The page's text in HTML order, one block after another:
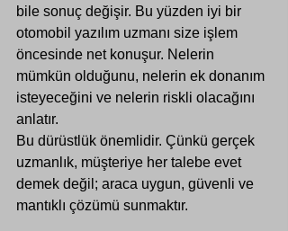
bile sonuç değişir. Bu yüzden iyi bir
otomobil yazılım uzmanı size işlem
öncesinde net konuşur. Nelerin
mümkün olduğunu, nelerin ek donanım
isteyeceğini ve nelerin riskli olacağını
anlatır.
Bu dürüstlük önemlidir. Çünkü gerçek
uzmanlık, müşteriye her talebe evet
demek değil; araca uygun, güvenli ve
mantıklı çözümü sunmaktır.